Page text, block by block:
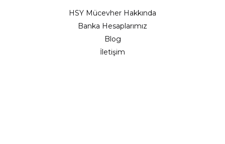
HSY Mücevher Hakkında
Banka Hesaplarımız
Blog
İletişim